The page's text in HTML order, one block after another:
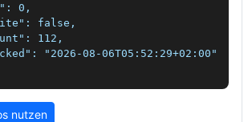
0,
false,
112,
"2026-08-06T05:52:29+02:00"
nutzen